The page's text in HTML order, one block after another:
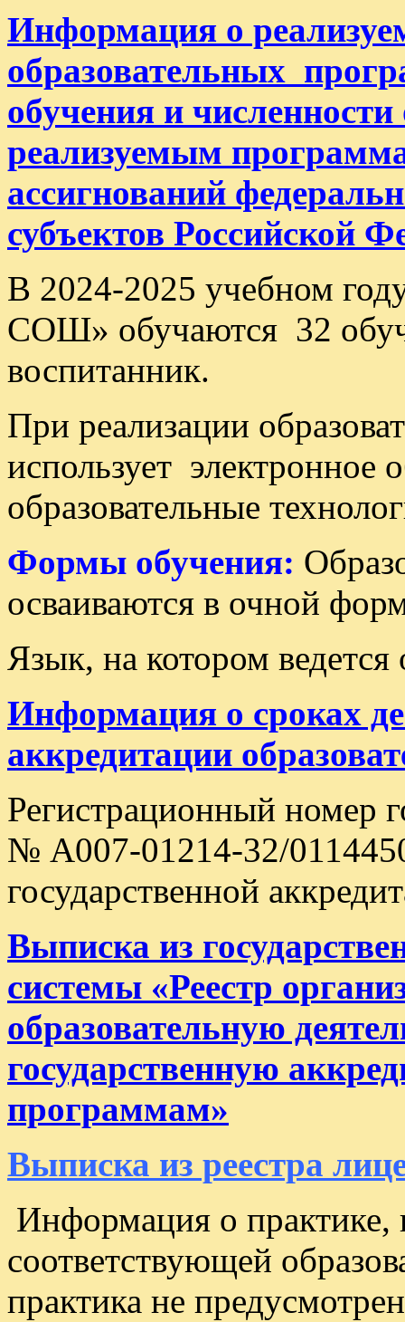
Информация о
образовательных
обучения и
реализуемым
ассигнований
субъектов Российской
В 2024-2025 учебном
СОШ» обучаются 32
воспитанник.
При реализации
использует электронное
образовательные
Формы обучения:
осваиваются в очной
Язык, на котором
Информация о сроках
аккредитации
Регистрационный номер
№ А007-01214-32/
государственной
Выписка из
системы «Реестр
образовательную
государственную
программам»
Выписка из реестра
Информация о практике,
соответствующей
практика не